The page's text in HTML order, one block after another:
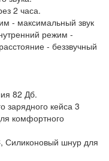
2 часа.
- максимальный звук
режим -
- беззвучный
82 Дб.
зарядного кейса 3
комфортного
Силиконовый шнур для